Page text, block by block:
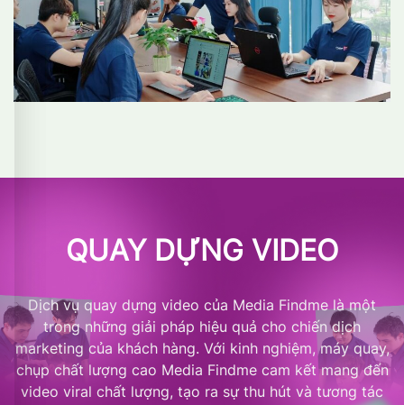
QUAY DỰNG VIDEO
Dịch vụ quay dựng video của Media Findme là một
trong những giải pháp hiệu quả cho chiến dịch
marketing của khách hàng. Với kinh nghiệm, máy quay,
chụp chất lượng cao Media Findme cam kết mang đến
video viral chất lượng, tạo ra sự thu hút và tương tác